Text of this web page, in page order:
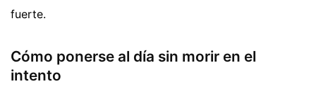
fuerte.
Cómo ponerse al día sin morir en el
intento